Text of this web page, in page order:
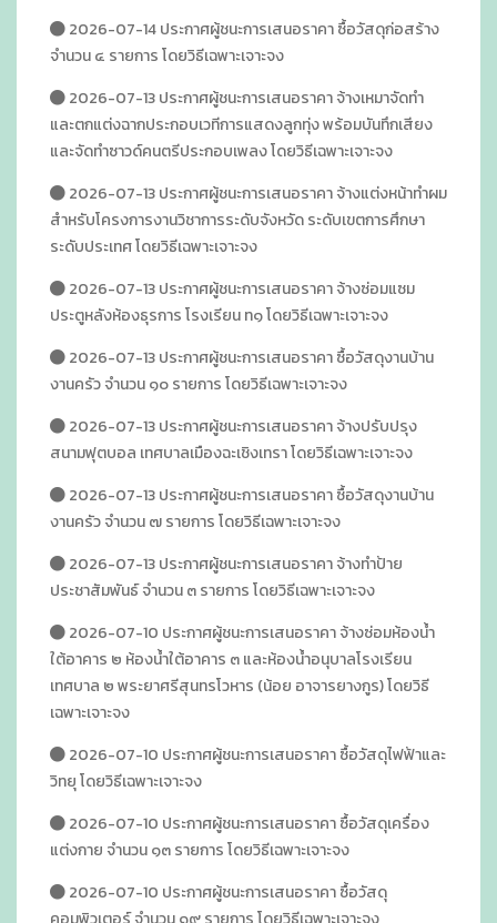
2026-07-14 ประกาศผู้ชนะการเสนอราคา ซื้อวัสดุก่อสร้าง
จำนวน ๔ รายการ โดยวิธีเฉพาะเจาะจง
2026-07-13 ประกาศผู้ชนะการเสนอราคา จ้างเหมาจัดทำ
และตกแต่งฉากประกอบเวทีการแสดงลูกทุ่ง พร้อมบันทึกเสียง
และจัดทำซาวด์คนตรีประกอบเพลง โดยวิธีเฉพาะเจาะจง
2026-07-13 ประกาศผู้ชนะการเสนอราคา จ้างแต่งหน้าทำผม
สำหรับโครงการงานวิชาการระดับจังหวัด ระดับเขตการศึกษา
ระดับประเทศ โดยวิธีเฉพาะเจาะจง
2026-07-13 ประกาศผู้ชนะการเสนอราคา จ้างซ่อมแซม
ประตูหลังห้องธุรการ โรงเรียน ท๑ โดยวิธีเฉพาะเจาะจง
2026-07-13 ประกาศผู้ชนะการเสนอราคา ซื้อวัสดุงานบ้าน
งานครัว จำนวน ๑๐ รายการ โดยวิธีเฉพาะเจาะจง
2026-07-13 ประกาศผู้ชนะการเสนอราคา จ้างปรับปรุง
สนามฟุตบอล เทศบาลเมืองฉะเชิงเทรา โดยวิธีเฉพาะเจาะจง
2026-07-13 ประกาศผู้ชนะการเสนอราคา ซื้อวัสดุงานบ้าน
งานครัว จำนวน ๗ รายการ โดยวิธีเฉพาะเจาะจง
2026-07-13 ประกาศผู้ชนะการเสนอราคา จ้างทำป้าย
ประชาสัมพันธ์ จำนวน ๓ รายการ โดยวิธีเฉพาะเจาะจง
2026-07-10 ประกาศผู้ชนะการเสนอราคา จ้างซ่อมห้องน้ำ
ใต้อาคาร ๒ ห้องน้ำใต้อาคาร ๓ และห้องน้ำอนุบาลโรงเรียน
เทศบาล ๒ พระยาศรีสุนทรโวหาร (น้อย อาจารยางกูร) โดยวิธี
เฉพาะเจาะจง
2026-07-10 ประกาศผู้ชนะการเสนอราคา ซื้อวัสดุไฟฟ้าและ
วิทยุ โดยวิธีเฉพาะเจาะจง
2026-07-10 ประกาศผู้ชนะการเสนอราคา ซื้อวัสดุเครื่อง
แต่งกาย จำนวน ๑๓ รายการ โดยวิธีเฉพาะเจาะจง
2026-07-10 ประกาศผู้ชนะการเสนอราคา ซื้อวัสดุ